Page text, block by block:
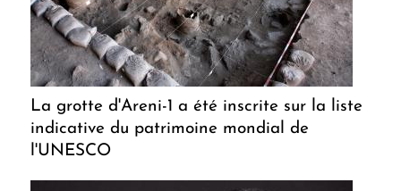
La grotte d'Areni-1 a été inscrite sur la liste
indicative du patrimoine mondial de
l'UNESCO